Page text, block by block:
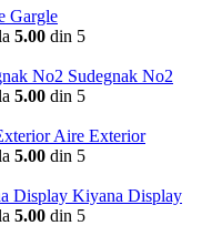
Gargle
5.00 din 5
Sudegnak No2
5.00 din 5
Aire Exterior
5.00 din 5
Kiyana Display
5.00 din 5